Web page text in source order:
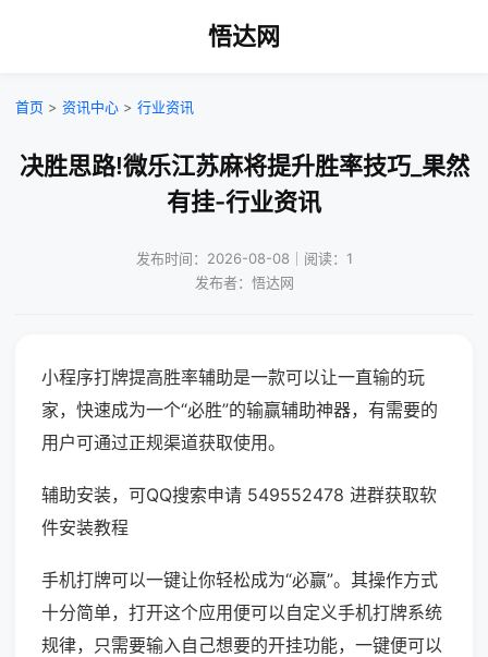
悟达网
首页 > 资讯中心 > 行业资讯
决胜思路!微乐江苏麻将提升胜率技巧_果然
有挂-行业资讯
发布时间：2026-08-08｜阅读：1
发布者：悟达网
小程序打牌提高胜率辅助是一款可以让一直输的玩
家，快速成为一个“必胜”的输赢辅助神器，有需要的
用户可通过正规渠道获取使用。
辅助安装，可QQ搜索申请 549552478 进群获取软
件安装教程
手机打牌可以一键让你轻松成为“必赢”。其操作方式
十分简单，打开这个应用便可以自定义手机打牌系统
规律，只需要输入自己想要的开挂功能，一键便可以